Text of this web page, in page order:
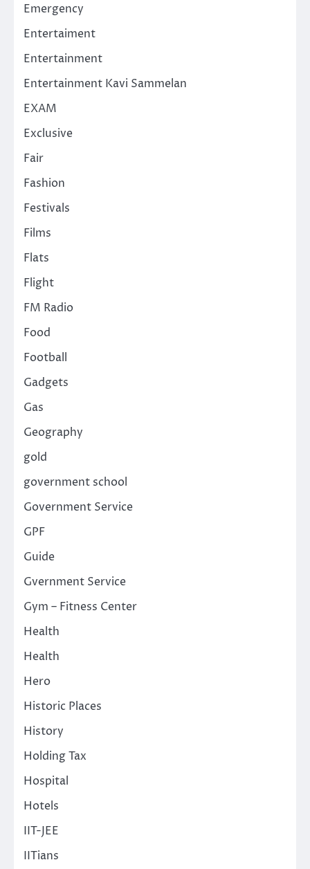
Emergency
Entertaiment
Entertainment
Entertainment Kavi Sammelan
EXAM
Exclusive
Fair
Fashion
Festivals
Films
Flats
Flight
FM Radio
Food
Football
Gadgets
Gas
Geography
gold
government school
Government Service
GPF
Guide
Gvernment Service
Gym – Fitness Center
Health
Health
Hero
Historic Places
History
Holding Tax
Hospital
Hotels
IIT-JEE
IITians